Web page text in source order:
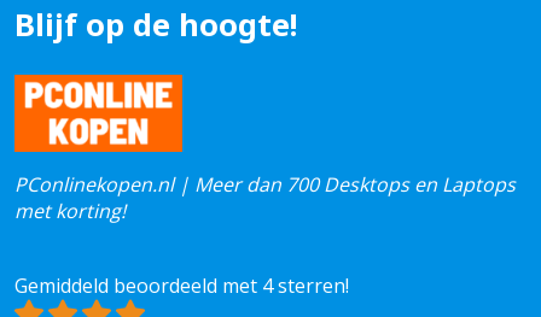
Blijf op de hoogte!
PConlinekopen.nl | Meer dan 700 Desktops en Laptops
met korting!
Gemiddeld beoordeeld met 4 sterren!